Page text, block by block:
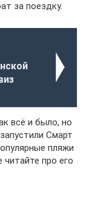
за поездку.
всё и было, но
Смарт
пляжи
про его